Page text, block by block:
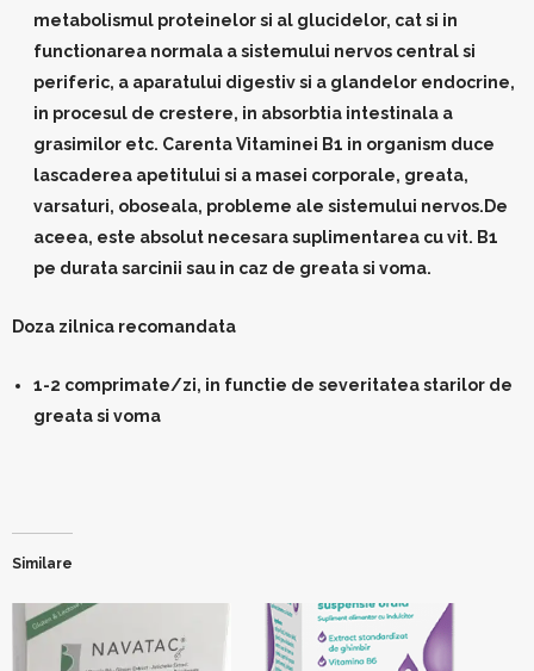
metabolismul proteinelor si al glucidelor, cat si in
functionarea normala a sistemului nervos central si
periferic, a aparatului digestiv si a glandelor endocrine,
in procesul de crestere, in absorbtia intestinala a
grasimilor etc. Carenta Vitaminei B1 in organism duce
lascaderea apetitului si a masei corporale, greata,
varsaturi, oboseala, probleme ale sistemului nervos.De
aceea, este absolut necesara suplimentarea cu vit. B1
pe durata sarcinii sau in caz de greata si voma.
Doza zilnica recomandata
1-2 comprimate/zi, in functie de severitatea starilor de
greata si voma
Similare